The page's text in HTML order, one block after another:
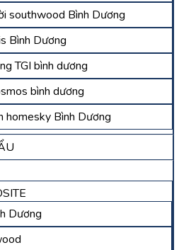
southwood Bình Dương
Bình Dương
TGI bình dương
bình dương
homesky Bình Dương
Dương